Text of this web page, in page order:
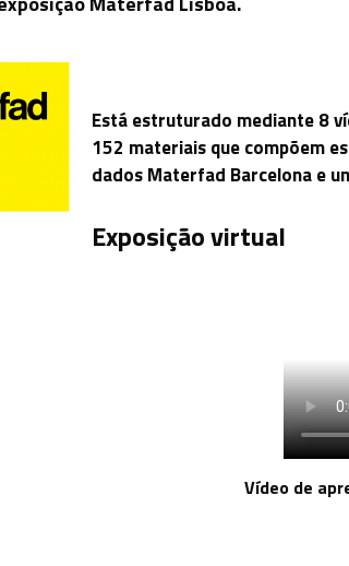
Está estruturado mediante 8
152 materiais que compõem
dados Materfad Barcelona e
Exposição virtual
Vídeo de